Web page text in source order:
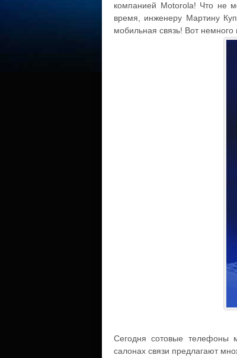
компанией Motorola! Что не
время, инженеру Мартину
мобильная связь! Вот
Сегодня сотовые телефоны
салонах связи предлагают